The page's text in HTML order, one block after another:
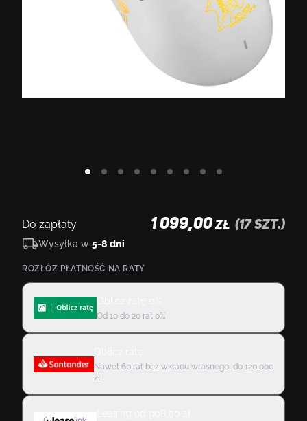
Do zapłaty 1 099,00 ZŁ (17szt.)
Wysyłka w 5-8 dni
ROZŁÓŻ PŁATNOŚĆ NA RATY
Od 10 do 20 rat 0%
Nawet 60 rat bez wkładu własnego, do 120 000
zł